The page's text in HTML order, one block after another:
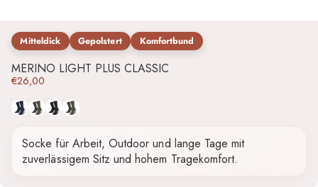
Mitteldick Gepolstert Komfortbund
MERINO LIGHT PLUS CLASSIC
€26,00
Dunkelblau
GrauSchwarz
Grün
Socke für Arbeit, Outdoor und lange Tage mit
zuverlässigem Sitz und hohem Tragekomfort.